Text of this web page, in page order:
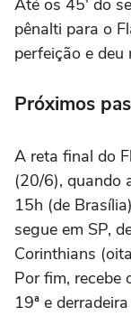
Até os 45′ do
pênalti para o
perfeição e deu
Próximos
A reta final do
(20/6), quando
15h (de
segue em SP,
Corinthians
Por fim, recebe
19ª e